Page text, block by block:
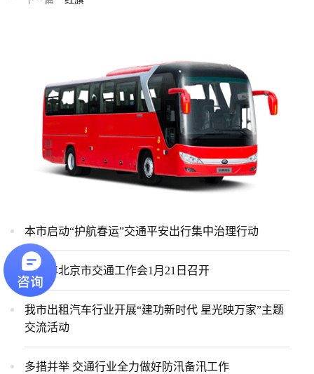
本市启动“护航春运”交通平安出行集中治理行动
2026年北京市交通工作会1月21日召开
我市出租汽车行业开展“建功新时代 星光映万家”主题
交流活动
多措并举 交通行业全力做好防汛备汛工作